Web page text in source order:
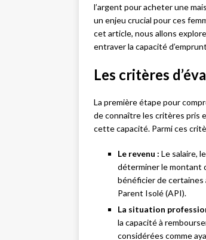
l’argent pour acheter une
un enjeu crucial pour ces
cet article, nous allons
entraver la capacité
Les critères
La première étape pour
de connaître les critères pris
cette capacité. Parmi ces
Le revenu : Le salaire,
déterminer le montant
bénéficier de certaines
Parent Isolé (API).
La situation
la capacité à
considérées comme